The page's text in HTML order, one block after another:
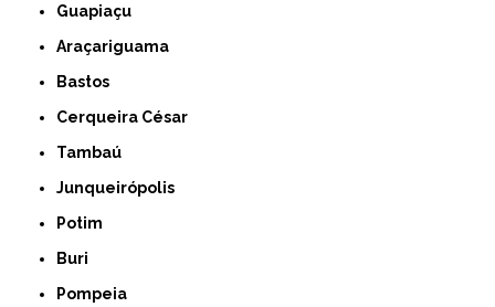
Guapiaçu
Araçariguama
Bastos
Cerqueira César
Tambaú
Junqueirópolis
Potim
Buri
Pompeia